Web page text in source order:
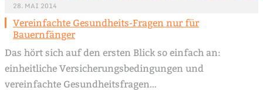
28. MAI 2014
Vereinfachte Gesundheits-Fragen nur für
Bauernfänger
Das hört sich auf den ersten Blick so einfach an:
einheitliche Versicherungsbedingungen und
vereinfachte Gesundheitsfragen…